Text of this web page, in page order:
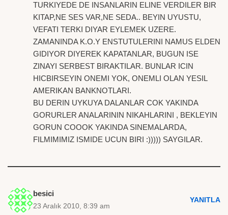
TURKIYEDE DE INSANLARIN ELINE VERDILER BIR
KITAP,NE SES VAR,NE SEDA.. BEYIN UYUSTU,
VEFATI TERKI DIYAR EYLEMEK UZERE.
ZAMANINDA K.O.Y ENSTUTULERINI NAMUS ELDEN
GIDIYOR DIYEREK KAPATANLAR, BUGUN ISE
ZINAYI SERBEST BIRAKTILAR. BUNLAR ICIN
HICBIRSEYIN ONEMI YOK, ONEMLI OLAN YESIL
AMERIKAN BANKNOTLARI.
BU DERIN UYKUYA DALANLAR COK YAKINDA
GORURLER ANALARININ NIKAHLARINI , BEKLEYIN
GORUN COOOK YAKINDA SINEMALARDA,
FILMIMIMIZ ISMIDE UCUN BIRI :))))) SAYGILAR.
besici
23 Aralık 2010, 8:39 am
YANITLA